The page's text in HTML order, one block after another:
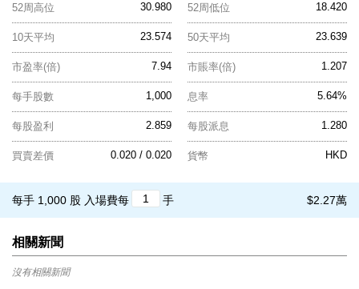
30.980
52周高位 18.420
52周低位
23.574
10天平均 23.639
50天平均
7.94
市盈率(倍) 1.207
市賬率(倍)
1,000
每手股數 5.64%
息率
2.859
每股盈利 1.280
每股派息
0.020 / 0.020
買賣差價 HKD
貨幣
$2.27萬
每手 1,000 股 入場費每 手
相關新聞
沒有相關新聞